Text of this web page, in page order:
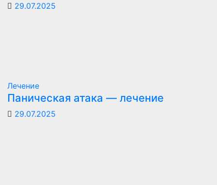
29.07.2025
Лечение
Паническая атака — лечение
29.07.2025